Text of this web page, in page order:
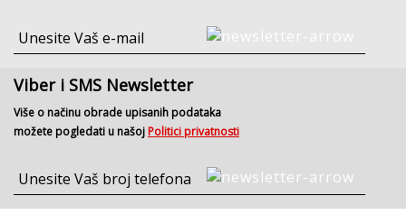
Viber i SMS Newsletter
Više o načinu obrade upisanih podataka
možete pogledati u našoj Politici privatnosti